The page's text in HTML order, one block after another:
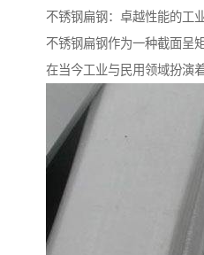
不锈钢扁钢：卓越性能的工
不锈钢扁钢作为一种截面呈
在当今工业与民用领域扮演